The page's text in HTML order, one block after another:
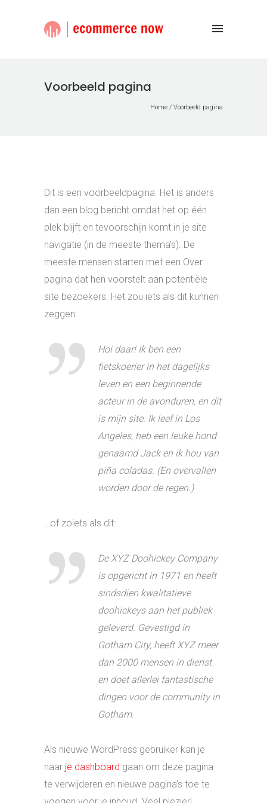
Voorbeeld pagina
Home / Voorbeeld pagina
Dit is een voorbeeldpagina. Het is anders
dan een blog bericht omdat het op één
plek blijft en tevoorschijn komt in je site
navigatie (in de meeste thema’s). De
meeste mensen starten met een Over
pagina dat hen voorstelt aan potentiële
site bezoekers. Het zou iets als dit kunnen
zeggen:
Hoi daar! Ik ben een
fietskoerier in het dagelijks
leven en een beginnende
acteur in de avonduren, en dit
is mijn site. Ik leef in Los
Angeles, heb een leuke hond
genaamd Jack en ik hou van
piña coladas. (En overvallen
worden door de regen.)
…of zoiets als dit:
De XYZ Doohickey Company
is opgericht in 1971 en heeft
sindsdien kwalitatieve
doohickeys aan het publiek
geleverd. Gevestigd in
Gotham City, heeft XYZ meer
dan 2000 mensen in dienst
en doet allerlei fantastische
dingen voor de community in
Gotham.
Als nieuwe WordPress gebruiker kan je
naar je dashboard gaan om deze pagina
te verwijderen en nieuwe pagina’s toe te